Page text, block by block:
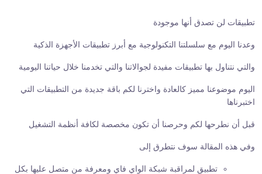
تطبيقات لن تصدق أنها موجودة
وعدنا اليوم مع سلسلتنا التكنولوجية مع أبرز تطبيقات الأجهزة الذكية
والتي نتناول بها تطبيقات مفيدة لجوالاتنا والتي تخدمنا خلال حياتنا اليومية
اليوم موضوعنا مميز كالعادة واخترنا لكم باقة جديدة من التطبيقات التي
اختبرناها
قبل أن نطرحها لكم وحرصنا أن تكون مخصصة لكافة أنظمة التشغيل
وفي هذه المقالة سوف نتطرق إلى
تطبيق لمراقبة شبكة الواي فاي ومعرفة من متصل عليها بكل